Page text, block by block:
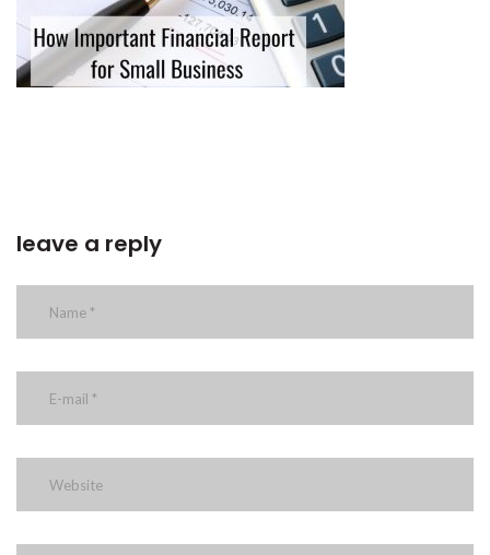
leave a reply